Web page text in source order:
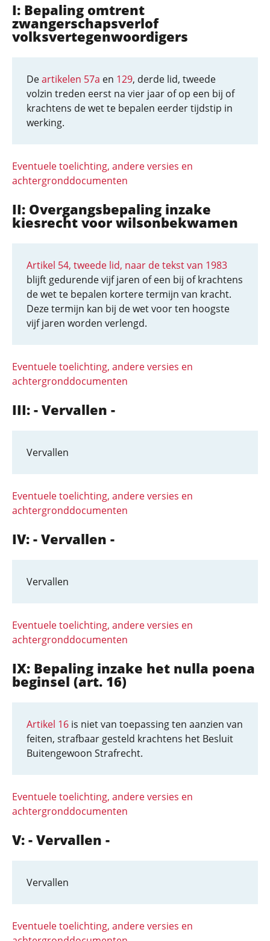
I: Bepaling omtrent
zwangerschapsverlof
volksvertegenwoordigers
Deartikelen 57a en 129, derde lid, tweede
volzin treden eerst na vier jaar of op een bij of
krachtens de wet te bepalen eerder tijdstip in
werking.
Eventuele toelichting, andere versies en
achtergronddocumenten
II: Overgangsbepaling inzake
kiesrecht voor wilsonbekwamen
Artikel 54, tweede lid, naar de tekst van 1983
blijft gedurende vijf jaren of een bij of krachtens
de wet te bepalen kortere termijn van kracht.
Deze termijn kan bij de wet voor ten hoogste
vijf jaren worden verlengd.
Eventuele toelichting, andere versies en
achtergronddocumenten
III: - Vervallen -
Vervallen
Eventuele toelichting, andere versies en
achtergronddocumenten
IV: - Vervallen -
Vervallen
Eventuele toelichting, andere versies en
achtergronddocumenten
IX: Bepaling inzake het nulla poena
beginsel (art. 16)
Artikel 16 is niet van toepassing ten aanzien van
feiten, strafbaar gesteld krachtens het Besluit
Buitengewoon Strafrecht.
Eventuele toelichting, andere versies en
achtergronddocumenten
V: - Vervallen -
Vervallen
Eventuele toelichting, andere versies en